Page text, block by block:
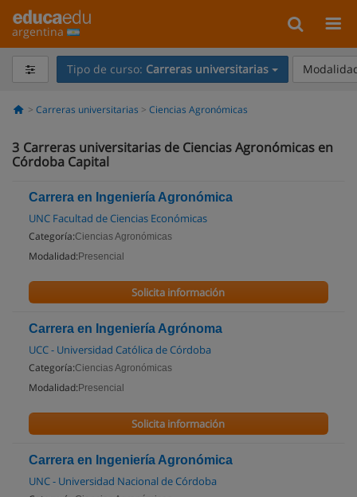
argentina
Tipo de curso: Carreras universitarias
Carreras universitarias Ciencias Agronómicas
3 Carreras universitarias de Ciencias Agronómicas en
Córdoba Capital
Carrera en Ingeniería Agronómica
UNC Facultad de Ciencias Económicas
Categoría:Ciencias Agronómicas
Modalidad: Presencial
Solicita información
Carrera en Ingeniería Agrónoma
UCC - Universidad Católica de Córdoba
Categoría:Ciencias Agronómicas
Modalidad: Presencial
Solicita información
Carrera en Ingeniería Agronómica
UNC - Universidad Nacional de Córdoba